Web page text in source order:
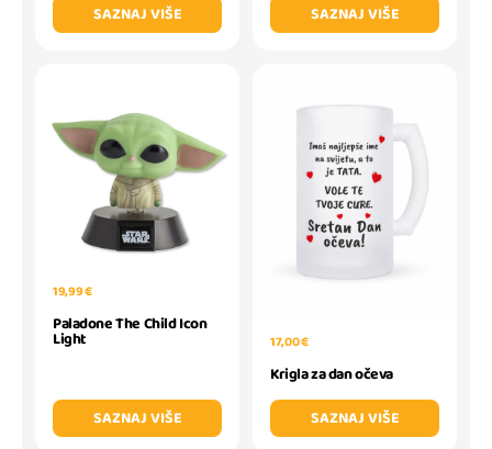
SAZNAJ VIŠE
SAZNAJ VIŠE
19,99 €
Paladone The Child Icon
Light
SAZNAJ VIŠE
17,00 €
Krigla za dan očeva
SAZNAJ VIŠE